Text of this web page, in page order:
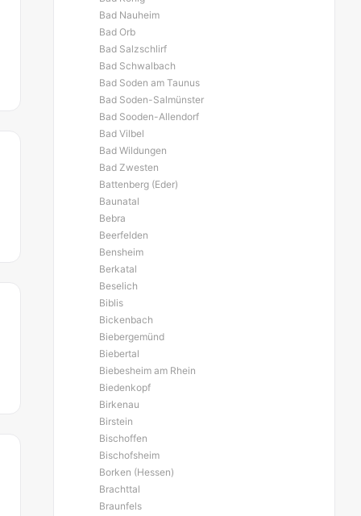
Bad Nauheim
Bad Orb
Bad Salzschlirf
Bad Schwalbach
Bad Soden am Taunus
Bad Soden-Salmünster
Bad Sooden-Allendorf
Bad Vilbel
Bad Wildungen
Bad Zwesten
Battenberg (Eder)
Baunatal
Bebra
Beerfelden
Bensheim
Berkatal
Beselich
Biblis
Bickenbach
Biebergemünd
Biebertal
Biebesheim am Rhein
Biedenkopf
Birkenau
Birstein
Bischoffen
Bischofsheim
Borken (Hessen)
Brachttal
Braunfels